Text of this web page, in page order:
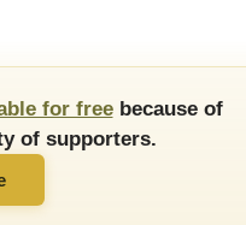
for freebecause of
of supporters.